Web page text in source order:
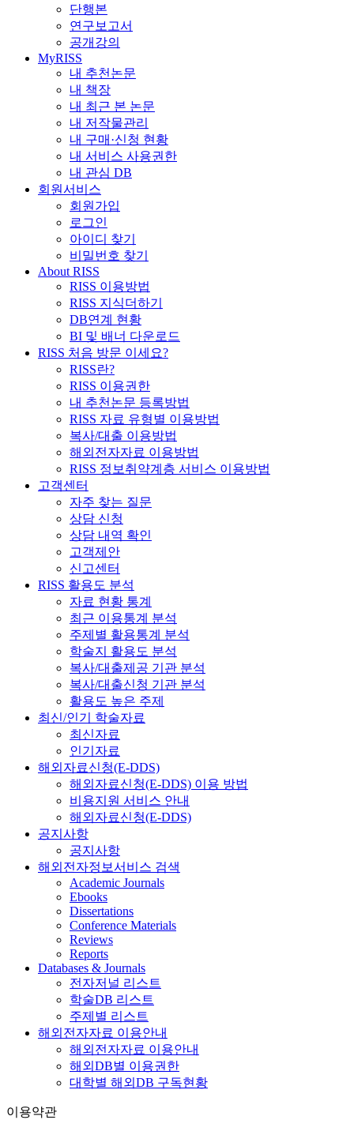
단행본
연구보고서
공개강의
MyRISS
내 추천논문
내 책장
내 최근 본 논문
내 저작물관리
내 구매·신청 현황
내 서비스 사용권한
내 관심 DB
회원서비스
회원가입
로그인
아이디 찾기
비밀번호 찾기
About RISS
RISS 이용방법
RISS 지식더하기
DB연계 현황
BI 및 배너 다운로드
RISS 처음 방문 이세요?
RISS란?
RISS 이용권한
내 추천논문 등록방법
RISS 자료 유형별 이용방법
복사/대출 이용방법
해외전자자료 이용방법
RISS 정보취약계층 서비스 이용방법
고객센터
자주 찾는 질문
상담 신청
상담 내역 확인
고객제안
신고센터
RISS 활용도 분석
자료 현황 통계
최근 이용통계 분석
주제별 활용통계 분석
학술지 활용도 분석
복사/대출제공 기관 분석
복사/대출신청 기관 분석
활용도 높은 주제
최신/인기 학술자료
최신자료
인기자료
해외자료신청(E-DDS)
해외자료신청(E-DDS) 이용 방법
비용지원 서비스 안내
해외자료신청(E-DDS)
공지사항
공지사항
해외전자정보서비스 검색
Academic Journals
Ebooks
Dissertations
Conference Materials
Reviews
Reports
Databases & Journals
전자저널 리스트
학술DB 리스트
주제별 리스트
해외전자자료 이용안내
해외전자자료 이용안내
해외DB별 이용권한
대학별 해외DB 구독현황
이용약관